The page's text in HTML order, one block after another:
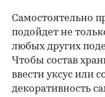
Самостоятельно
подойдет не
любых других
Чтобы состав
ввести уксус или
декоративность